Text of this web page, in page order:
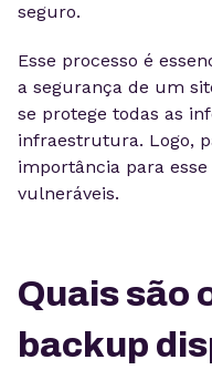
seguro.
Esse processo é
a segurança de um
se protege todas as
infraestrutura. Logo,
importância para
vulneráveis.
Quais são
backup